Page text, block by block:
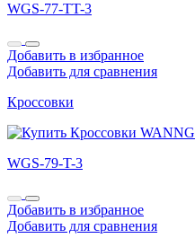
WGS-77-TT-3
Добавить в избранное
Добавить для сравнения
Кроссовки
WGS-79-T-3
Добавить в избранное
Добавить для сравнения